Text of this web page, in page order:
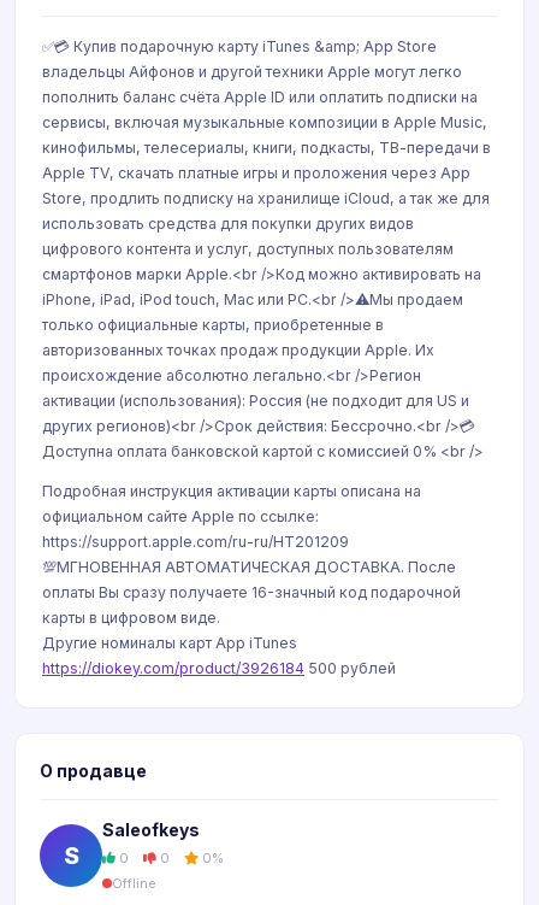
✅💳 Купив подарочную карту iTunes &amp; App Store
владельцы Айфонов и другой техники Apple могут легко
пополнить баланс счёта Apple ID или оплатить подписки на
сервисы, включая музыкальные композиции в Apple Music,
кинофильмы, телесериалы, книги, подкасты, ТВ-передачи в
Apple TV, скачать платные игры и проложения через App
Store, продлить подписку на хранилище iCloud, а так же для
использовать средства для покупки других видов
цифрового контента и услуг, доступных пользователям
смартфонов марки Apple.<br />Код можно активировать на
iPhone, iPad, iPod touch, Mac или PC.<br />⚠️Мы продаем
только официальные карты, приобретенные в
авторизованных точках продаж продукции Apple. Их
происхождение абсолютно легально.<br />Регион
активации (использования): Россия (не подходит для US и
других регионов)<br />Срок действия: Бессрочно.<br />💳
Доступна оплата банковской картой с комиссией 0% <br />
Подробная инструкция активации карты описана на
официальном сайте Apple по ссылке:
https://support.apple.com/ru-ru/HT201209
💯МГНОВЕННАЯ АВТОМАТИЧЕСКАЯ ДОСТАВКА. После
оплаты Вы сразу получаете 16-значный код подарочной
карты в цифровом виде.
Другие номиналы карт App iTunes
https://diokey.com/product/3926184 500 рублей
О продавце
S
Saleofkeys
0 0 0%
Offline